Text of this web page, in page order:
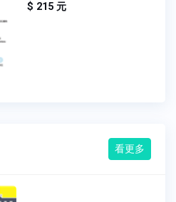
$ 215 元
看更多